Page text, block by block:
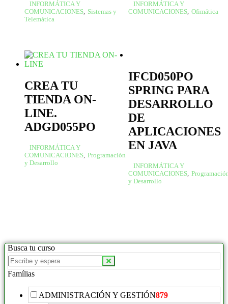
INFORMÁTICA Y
COMUNICACIONES, Sistemas y
Telemática
INFORMÁTICA Y
COMUNICACIONES, Ofimática
CREA TU
TIENDA ON-
LINE.
ADGD055PO
INFORMÁTICA Y
COMUNICACIONES, Programación
y Desarrollo
IFCD050PO
SPRING PARA
DESARROLLO
DE
APLICACIONES
EN JAVA
INFORMÁTICA Y
COMUNICACIONES,
y Desarrollo
Busca tu curso
Famílias
ADMINISTRACIÓN Y GESTIÓN879